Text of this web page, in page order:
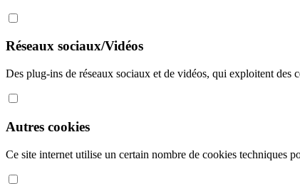
Réseaux sociaux/Vidéos
Des plug-ins de réseaux sociaux et de vidéos, qui exploitent des
Autres cookies
Ce site internet utilise un certain nombre de cookies techniques